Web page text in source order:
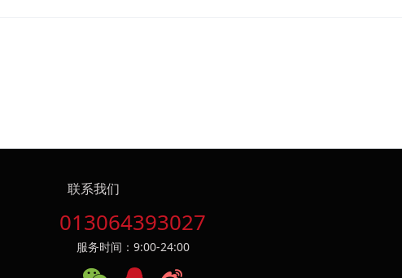
联系我们
013064393027
服务时间：9:00-24:00